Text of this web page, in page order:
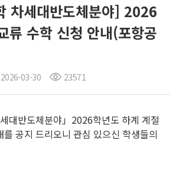
차세대반도체분야] 2026
류 수학 신청 안내(포항공
2026-03-30 23571
대반도체분야」2026학년도 하계 계절
공지 드리오니 관심 있으신 학생들의